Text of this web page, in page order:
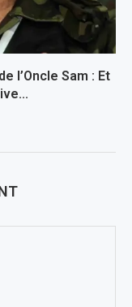
l’Oncle Sam : Et